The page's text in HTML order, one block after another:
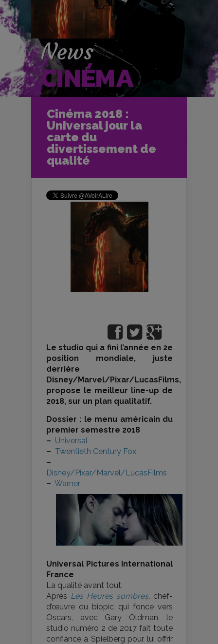
News
CINÉMA
Cinéma 2018 :
Universal jour la
carte du
divertissement de
qualité
Accueil
Cinéma
Les News Cinéma
Cinéma 2018 : Universal jour la carte
du divertissement de qualité
Le studio qui a fini l’année en 2e
position mondiale, juste
derrière
Disney/Marvel/Pixar/LucasFilms,
propose le meilleur line-up de
2018, sur un plan qualitatif.
Dossier : le menu américain du
premier semestre 2018
– Universal
– Twentieth Century Fox
–
Disney/Pixar/Marvel/LucasFilms
– Warner
Universal Pictures International
France
La qualité avant tout.
Après Les Heures sombres, chef-
d’œuvre du biopic qui fonce vers
Oscars, avec Gary Oldman, le
studio numéro 2 de 2017 fait toute
confiance à Spielberg pour lui offrir